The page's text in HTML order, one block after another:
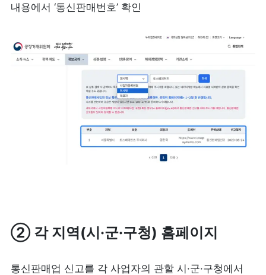
내용에서 ‘통신판매번호’ 확인
② 각 지역(시·군·구청) 홈페이지
통신판매업 신고를 각 사업자의 관할 시·군·구청에서